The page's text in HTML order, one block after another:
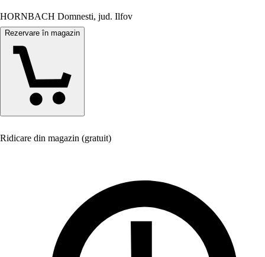
HORNBACH Domnesti, jud. Ilfov
Rezervare în magazin
Ridicare din magazin (gratuit)